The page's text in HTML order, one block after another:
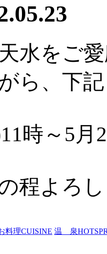
水をご
ら、下
時～5月
程よろ
料理CUISINE 温 泉